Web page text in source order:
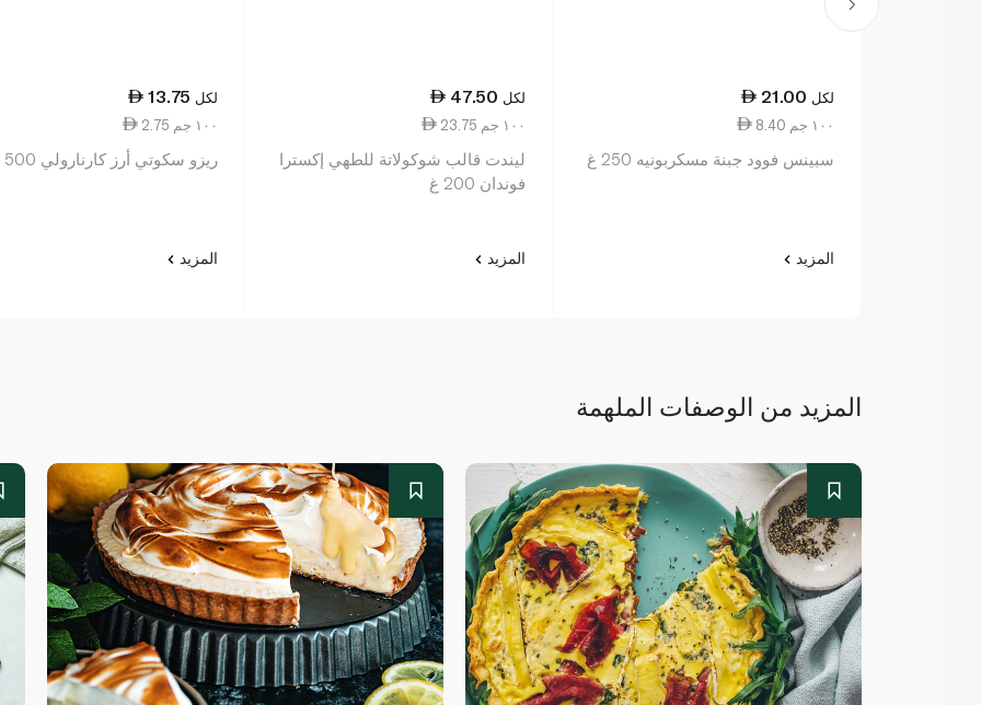
21.00 لكل
8.40 ١٠٠ جم
سبينس فوود جبنة مسكربونيه 250 غ
المزيد
47.50 لكل
23.75 ١٠٠ جم
ليندت قالب شوكولاتة للطهي إكسترا
فوندان 200 غ
المزيد
13.75 لكل
2.75 ١٠٠ جم
ريزو سكوتي أرز كارنارولي 500 غرام
المزيد
المزيد من الوصفات الملهمة